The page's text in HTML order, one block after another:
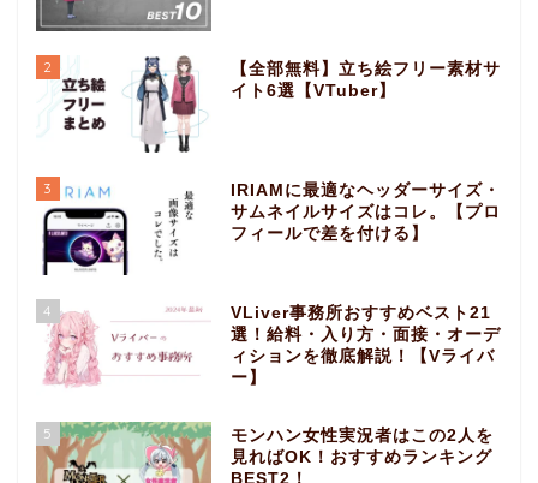
2
【全部無料】立ち絵フリー素材サ
イト6選【VTuber】
3
IRIAMに最適なヘッダーサイズ・
サムネイルサイズはコレ。【プロ
フィールで差を付ける】
4
VLiver事務所おすすめベスト21
選！給料・入り方・面接・オーデ
ィションを徹底解説！【Vライバ
ー】
5
モンハン女性実況者はこの2人を
見ればOK！おすすめランキング
BEST2！